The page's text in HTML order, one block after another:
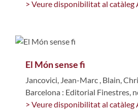
> Veure disponibilitat al catàleg
El Món sense fi
Jancovici, Jean-Marc , Blain,
Barcelona : Editorial Finestres,
> Veure disponibilitat al catàleg